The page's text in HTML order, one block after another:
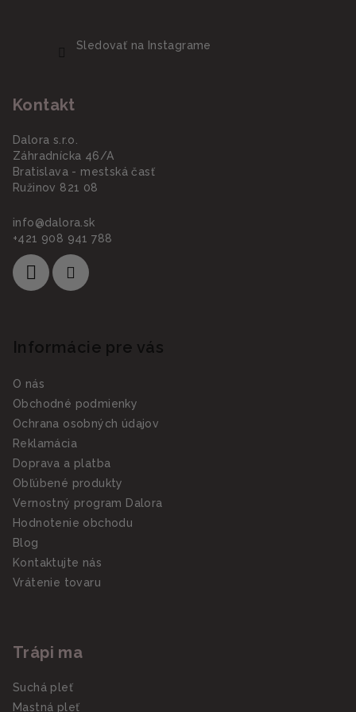
Sledovať na Instagrame
Kontakt
Dalora s.r.o.
Záhradnícka 46/A
Bratislava - mestská časť
Ružinov 821 08
info@dalora.sk
+421 908 941 788
Informácie pre vás
O nás
Obchodné podmienky
Ochrana osobných údajov
Reklamácia
Doprava a platba
Obľúbené produkty
Vernostný program Dalora
Hodnotenie obchodu
Blog
Kontaktujte nás
Vrátenie tovaru
Trápi ma
Suchá pleť
Mastná pleť